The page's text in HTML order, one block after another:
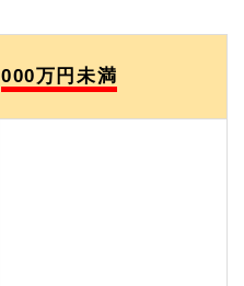
000万円未満